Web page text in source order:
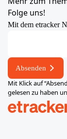
Folge uns!
Mit dem etracker
Absenden
Mit Klick auf
gelesen zu haben